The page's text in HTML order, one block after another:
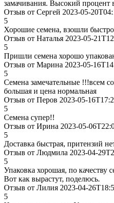
замачивания. Высокий процент
Отзыв от Сергей 2023-05-
5
Хорошие семена, взошли быстро
Отзыв от Наталья 2023-05-
5
Пришли семена хорошо
Отзыв от Марина 2023-05-
5
Семена замечательные !!!всем
большая и цена нормальная
Отзыв от Перов 2023-05-
5
Семена супер!!
Отзыв от Ирина 2023-05-
5
Доставка быстрая, притензий
Отзыв от Людмила 2023-04-
5
Упаковка хорошая, по качеству
Вот как вырастут, поделюсь.
Отзыв от Лилия 2023-04-
5